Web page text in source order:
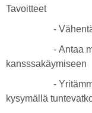
Tavoitteet
- Vähentää
- Antaa
kansssakäymiseen
- Yritämme
kysymällä